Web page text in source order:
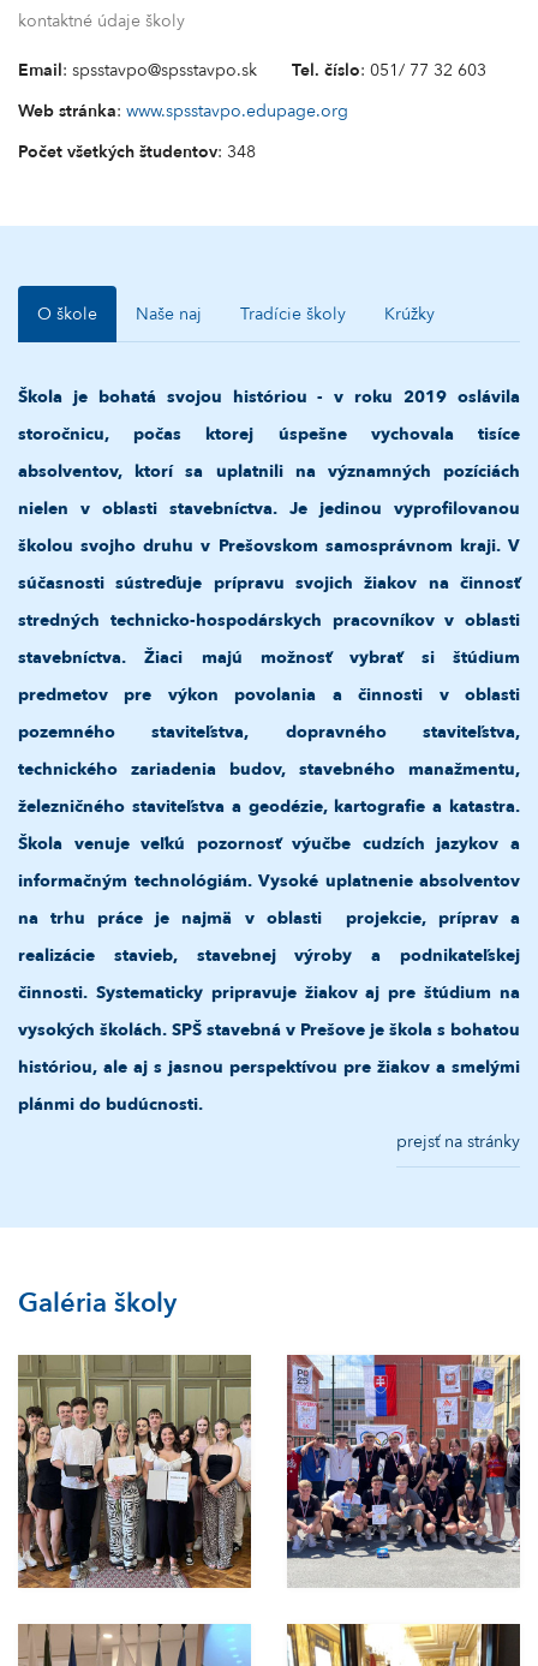
kontaktné údaje školy
Email: spsstavpo@spsstavpo.sk Tel. číslo: 051/ 77 32 603
Web stránka: www.spsstavpo.edupage.org
Počet všetkých študentov: 348
O škole Naše naj Tradície školy Krúžky
Škola je bohatá svojou históriou - v roku 2019 oslávila
storočnicu, počas ktorej úspešne vychovala tisíce
absolventov, ktorí sa uplatnili na významných pozíciách
nielen v oblasti stavebníctva. Je jedinou vyprofilovanou
školou svojho druhu v Prešovskom samosprávnom kraji. V
súčasnosti sústreďuje prípravu svojich žiakov na činnosť
stredných technicko-hospodárskych pracovníkov v oblasti
stavebníctva. Žiaci majú možnosť vybrať si štúdium
predmetov pre výkon povolania a činnosti v oblasti
pozemného staviteľstva, dopravného staviteľstva,
technického zariadenia budov, stavebného manažmentu,
železničného staviteľstva a geodézie, kartografie a katastra.
Škola venuje veľkú pozornosť výučbe cudzích jazykov a
informačným technológiám. Vysoké uplatnenie absolventov
na trhu práce je najmä v oblasti projekcie, príprav a
realizácie stavieb, stavebnej výroby a podnikateľskej
činnosti. Systematicky pripravuje žiakov aj pre štúdium na
vysokých školách. SPŠ stavebná v Prešove je škola s bohatou
históriou, ale aj s jasnou perspektívou pre žiakov a smelými
plánmi do budúcnosti.
prejsť na stránky
Galéria školy